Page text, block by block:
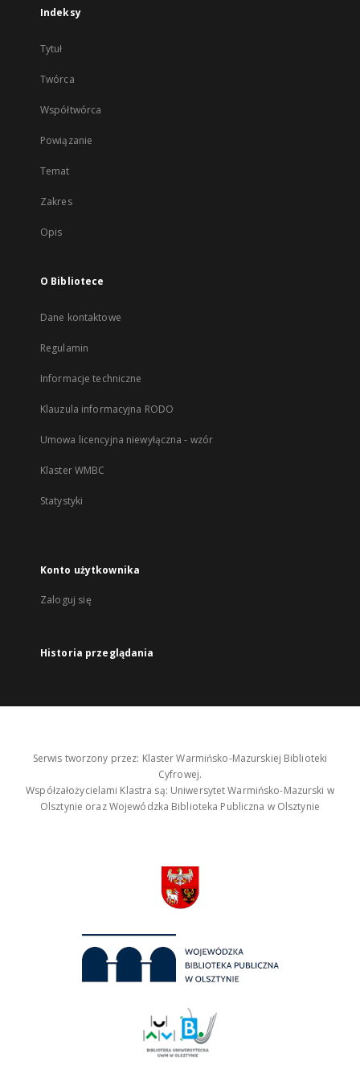
Indeksy
Tytuł
Twórca
Współtwórca
Powiązanie
Temat
Zakres
Opis
O Bibliotece
Dane kontaktowe
Regulamin
Informacje techniczne
Klauzula informacyjna RODO
Umowa licencyjna niewyłączna - wzór
Klaster WMBC
Statystyki
Konto użytkownika
Zaloguj się
Historia przeglądania
Serwis tworzony przez: Klaster Warmińsko-Mazurskiej Biblioteki
Cyfrowej.
Współzałożycielami Klastra są: Uniwersytet Warmińsko-Mazurski w
Olsztynie oraz Wojewódzka Biblioteka Publiczna w Olsztynie